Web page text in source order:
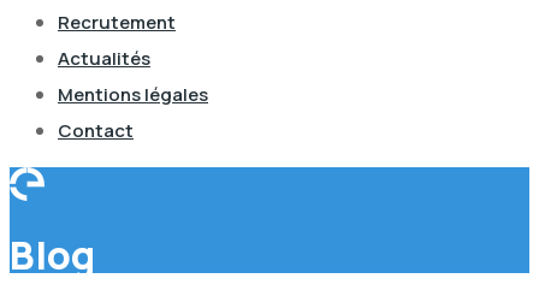
Recrutement
Actualités
Mentions légales
Contact
Blog